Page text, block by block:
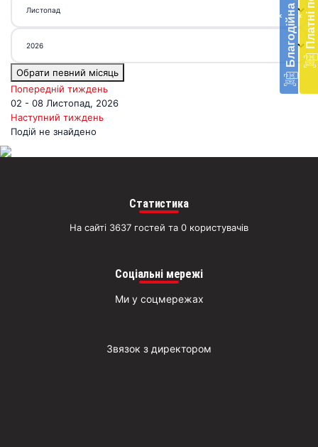
‹
в
‹
Обрати певний місяць
Попередній тиждень
02 - 08 Листопад, 2026
Наступний тиждень
Подій не знайдено
Статистика
На сайті 3637 гостей та 0 користувачів
Соціальні мережі
Ми у соцмережах
Звязок з директором